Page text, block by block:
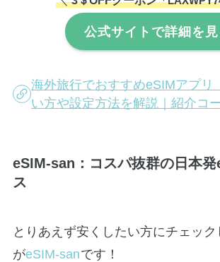
公式サイトで詳細を見
海外旅行でおすすめeSIMアプリ
い方や設定方法を解説｜紹介コ
eSIM-san：コスパ抜群の日本
ス
とりあえず安くしたい方にチェッ
がeSIM-sanです！